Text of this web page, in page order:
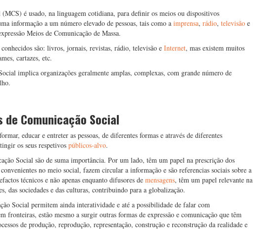
é usado, na linguagem cotidiana, para definir os meios ou dispositivos
informação a um número elevado de pessoas, tais como a imprensa, rádio, televisão e
Meios de Comunicação de Massa.
são: livros, jornais, revistas, rádio, televisão e Internet, mas existem muitos
cartazes, etc.
implica organizações geralmente amplas, complexas, com grande número de
Comunicação Social
educar e entreter as pessoas, de diferentes formas e através de diferentes
os seus respetivos públicos-alvo.
Social são de suma importância. Por um lado, têm um papel na prescrição dos
no meio social, fazem circular a informação e são referencias sociais sobre a
técnicos e não apenas enquanto difusores de mensagens, têm um papel relevante na
das sociedades e das culturas, contribuindo para a globalização.
Social permitem ainda interatividade e até a possibilidade de falar com
fronteiras, estão mesmo a surgir outras formas de expressão e comunicação que têm
de produção, reprodução, representação, construção e reconstrução da realidade e